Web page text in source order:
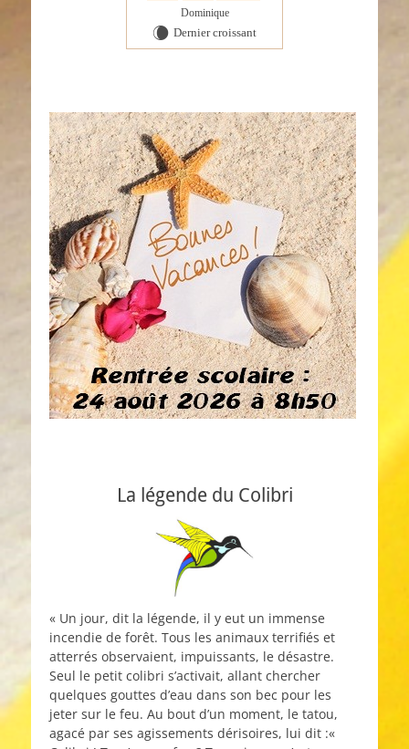
Dominique
W Dernier croissant
La légende du Colibri
« Un jour, dit la légende, il y eut un immense
incendie de forêt. Tous les animaux terrifiés et
atterrés observaient, impuissants, le désastre.
Seul le petit colibri s’activait, allant chercher
quelques gouttes d’eau dans son bec pour les
jeter sur le feu. Au bout d’un moment, le tatou,
agacé par ses agissements dérisoires, lui dit :«